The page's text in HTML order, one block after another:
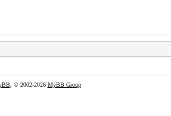
, © 2002-2026 MyBB Group